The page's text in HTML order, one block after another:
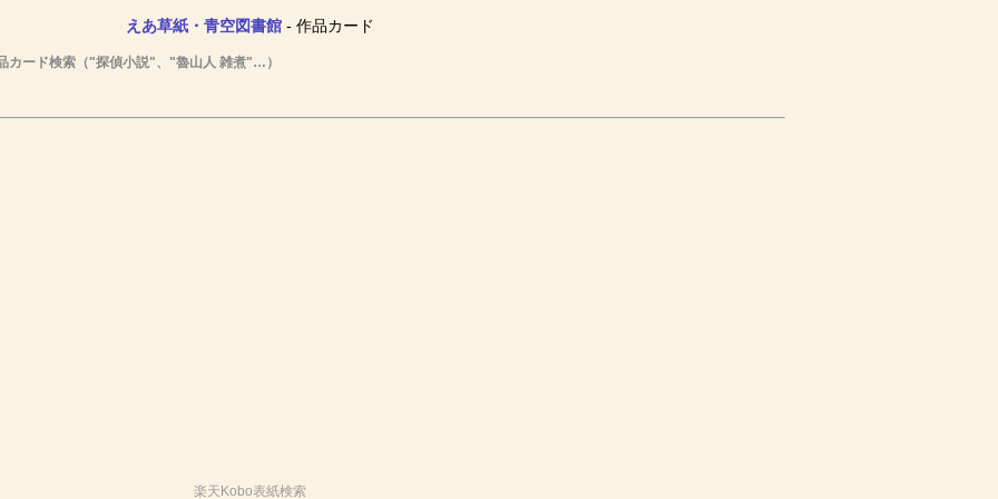
えあ草紙・青空図書館- 作品カード
カード検索（"探偵小説"、"魯山人 雑煮"…）
楽天Kobo表紙検索